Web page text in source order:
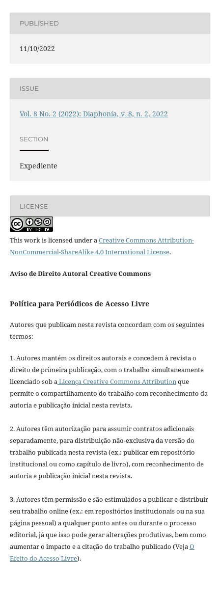
PUBLISHED
11/10/2022
ISSUE
Vol. 8 No. 2 (2022): Diaphonía, v. 8, n. 2, 2022
SECTION
Expediente
LICENSE
This work is licensed under aCreative Commons Attribution-
NonCommercial-ShareAlike 4.0 International License.
Aviso de Direito Autoral Creative Commons
Política para Periódicos de Acesso Livre
Autores que publicam nesta revista concordam com os seguintes
termos:
1. Autores mantém os direitos autorais e concedem à revista o
direito de primeira publicação, com o trabalho simultaneamente
licenciado sob aLicença Creative Commons Attributionque
permite o compartilhamento do trabalho com reconhecimento da
autoria e publicação inicial nesta revista.
2. Autores têm autorização para assumir contratos adicionais
separadamente, para distribuição não-exclusiva da versão do
trabalho publicada nesta revista (ex.: publicar em repositório
institucional ou como capítulo de livro), com reconhecimento de
autoria e publicação inicial nesta revista.
3. Autores têm permissão e são estimulados a publicar e distribuir
seu trabalho online (ex.: em repositórios institucionais ou na sua
página pessoal) a qualquer ponto antes ou durante o processo
editorial, já que isso pode gerar alterações produtivas, bem como
aumentar o impacto e a citação do trabalho publicado (VejaO
Efeito do Acesso Livre).